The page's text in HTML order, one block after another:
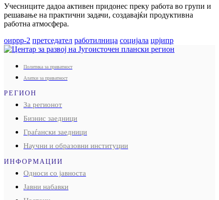
Учесниците дадоа активен придонес преку работа во групи и
решавање на практични задачи, создавајќи продуктивна
работна атмосфера.
оиррр-2 претседател работилница социјала црјипр
Политика за приватност
Алатки за приватност
РЕГИОН
За регионот
Бизнис заедници
Граѓански заедници
Научни и образовни институции
ИНФОРМАЦИИ
Односи со јавноста
Јавни набавки